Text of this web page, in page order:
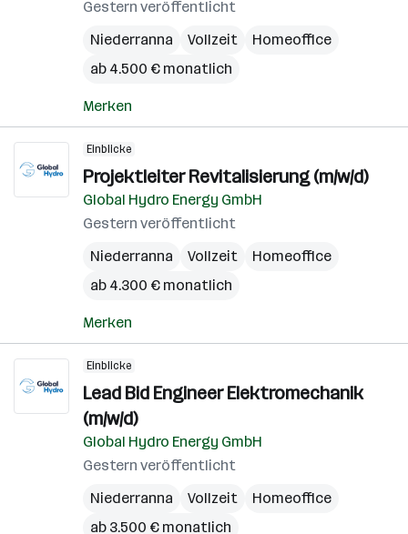
Gestern veröffentlicht
Niederranna
Vollzeit
Homeoffice
ab 4.500 € monatlich
Merken
Einblicke
Projektleiter Revitalisierung (m/w/d)
Global Hydro Energy GmbH
Gestern veröffentlicht
Niederranna
Vollzeit
Homeoffice
ab 4.300 € monatlich
Merken
Einblicke
Lead Bid Engineer Elektromechanik
(m/w/d)
Global Hydro Energy GmbH
Gestern veröffentlicht
Niederranna
Vollzeit
Homeoffice
ab 3.500 € monatlich